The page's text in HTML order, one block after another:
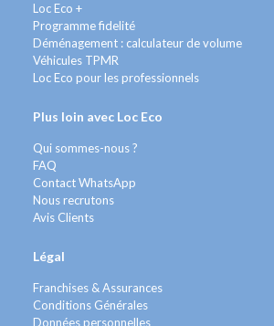
Loc Eco +
Programme fidelité
Déménagement : calculateur de volume
Véhicules TPMR
Loc Eco pour les professionnels
Plus loin avec Loc Eco
Qui sommes-nous ?
FAQ
Contact WhatsApp
Nous recrutons
Avis Clients
Légal
Franchises & Assurances
Conditions Générales
Données personnelles